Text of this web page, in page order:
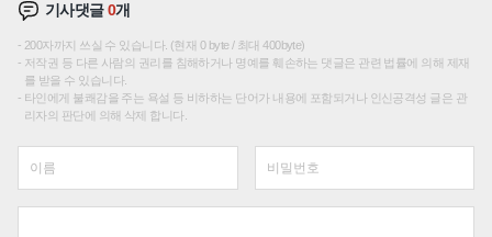
기사댓글0개
200자까지 쓰실 수 있습니다. (현재 0 byte / 최대 400byte)
저작권 등 다른 사람의 권리를 침해하거나 명예를 훼손하는 댓글은 관련 법률에 의해 제재
를 받을 수 있습니다.
타인에게 불쾌감을 주는 욕설 등 비하하는 단어가 내용에 포함되거나 인신공격성 글은 관
리자의 판단에 의해 삭제 합니다.